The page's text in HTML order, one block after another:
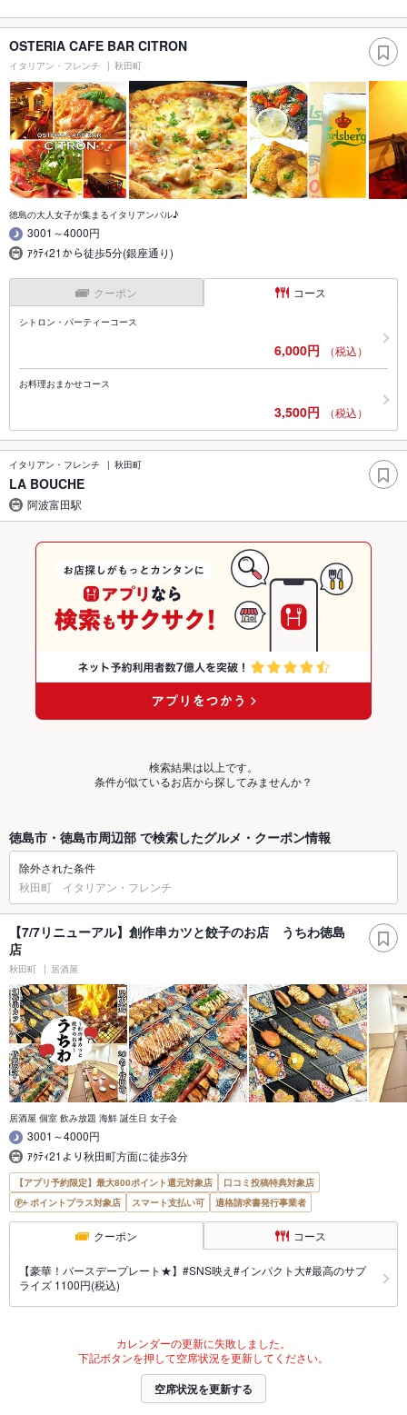
OSTERIA CAFE BAR CITRON
イタリアン・フレンチ 秋田町
徳島の大人女子が集まるイタリアンバル♪
3001～4000円
ｱｸﾃｨ21から徒歩5分(銀座通り)
クーポン コース
シトロン・パーティーコース
6,000円 （税込）
お料理おまかせコース
3,500円 （税込）
イタリアン・フレンチ 秋田町
LA BOUCHE
阿波富田駅
検索結果は以上です。
条件が似ているお店から探してみませんか？
徳島市・徳島市周辺部 で検索したグルメ・クーポン情報
除外された条件
秋田町 イタリアン・フレンチ
【7/7リニューアル】創作串カツと餃子のお店 うちわ徳島
店
秋田町 居酒屋
居酒屋 個室 飲み放題 海鮮 誕生日 女子会
3001～4000円
ｱｸﾃｨ21より秋田町方面に徒歩3分
【アプリ予約限定】最大800ポイント還元対象店
口コミ投稿特典対象店
ポイントプラス対象店
スマート支払い可 適格請求書発行事業者
クーポン コース
【豪華！バースデープレート★】#SNS映え#インパクト大#最高のサプ
ライズ 1100円(税込)
カレンダーの更新に失敗しました。
下記ボタンを押して空席状況を更新してください。
空席状況を更新する